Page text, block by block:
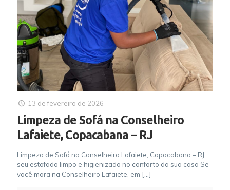
13 de fevereiro de 2026
Limpeza de Sofá na Conselheiro
Lafaiete, Copacabana – RJ
Limpeza de Sofá na Conselheiro Lafaiete, Copacabana – RJ:
seu estofado limpo e higienizado no conforto da sua casa Se
você mora na Conselheiro Lafaiete, em […]